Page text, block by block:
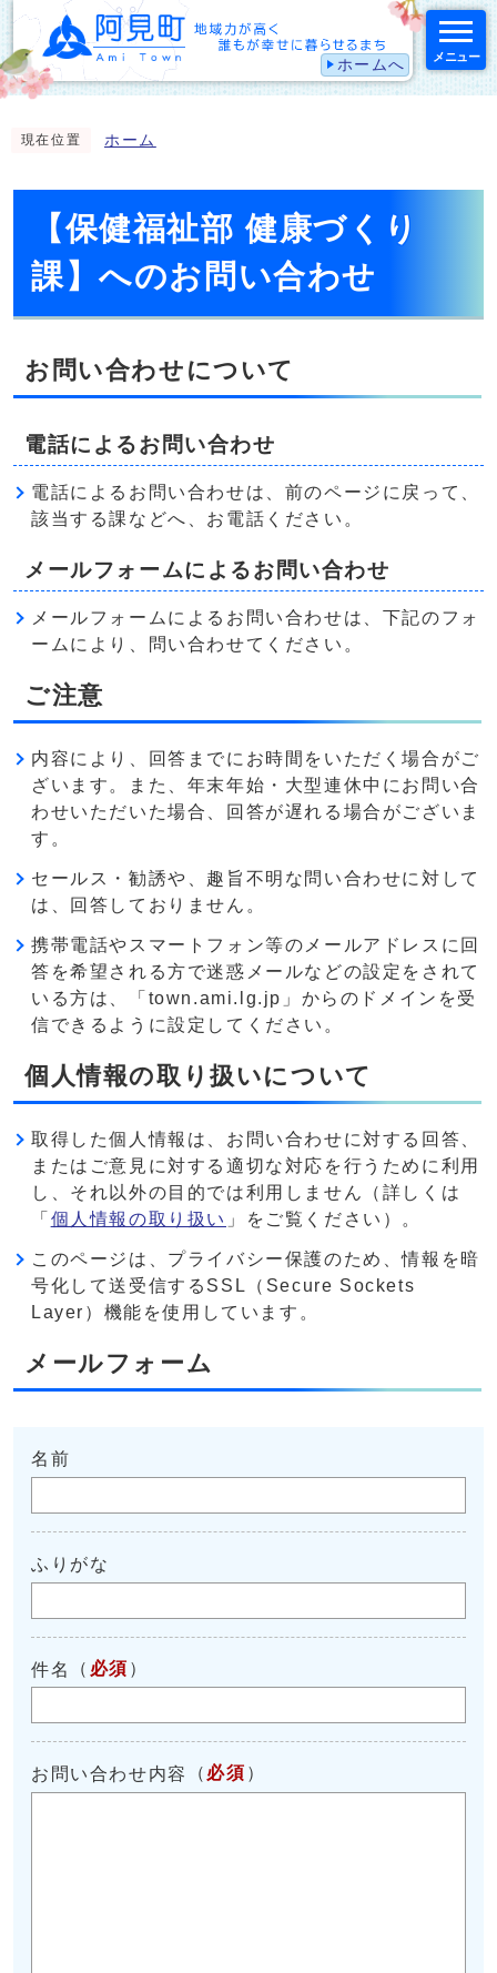
ホームへ メニュー
現在位置 ホーム
【保健福祉部 健康づくり
課】へのお問い合わせ
お問い合わせについて
電話によるお問い合わせ
電話によるお問い合わせは、前のページに戻って、
該当する課などへ、お電話ください。
メールフォームによるお問い合わせ
メールフォームによるお問い合わせは、下記のフォ
ームにより、問い合わせてください。
ご注意
内容により、回答までにお時間をいただく場合がご
ざいます。また、年末年始・大型連休中にお問い合
わせいただいた場合、回答が遅れる場合がございま
す。
セールス・勧誘や、趣旨不明な問い合わせに対して
は、回答しておりません。
携帯電話やスマートフォン等のメールアドレスに回
答を希望される方で迷惑メールなどの設定をされて
いる方は、「town.ami.lg.jp」からのドメインを受
信できるように設定してください。
個人情報の取り扱いについて
取得した個人情報は、お問い合わせに対する回答、
またはご意見に対する適切な対応を行うために利用
し、それ以外の目的では利用しません（詳しくは
「 個人情報の取り扱い 」をご覧ください）。
このページは、プライバシー保護のため、情報を暗
号化して送受信するSSL（Secure Sockets
Layer）機能を使用しています。
メールフォーム
名前
ふりがな
件名 （ 必須 ）
お問い合わせ内容 （ 必須 ）